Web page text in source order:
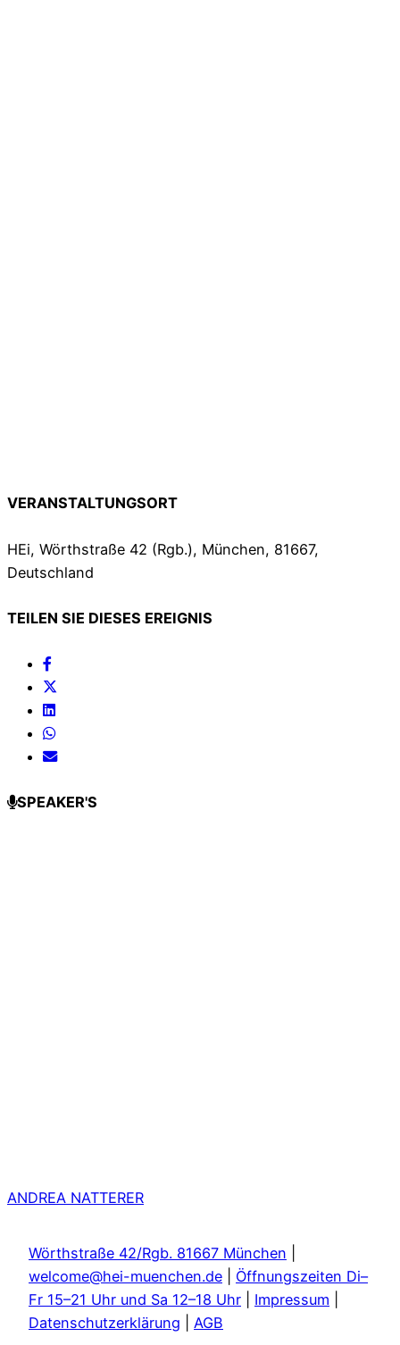
VERANSTALTUNGSORT
HEi, Wörthstraße 42 (Rgb.), München, 81667,
Deutschland
TEILEN SIE DIESES EREIGNIS
SPEAKER'S
ANDREA NATTERER
Wörthstraße 42/Rgb. 81667 München
welcome@hei-muenchen.de
Öffnungszeiten Di–
Fr 15–21 Uhr und Sa 12–18 Uhr
Impressum
Datenschutzerklärung
AGB